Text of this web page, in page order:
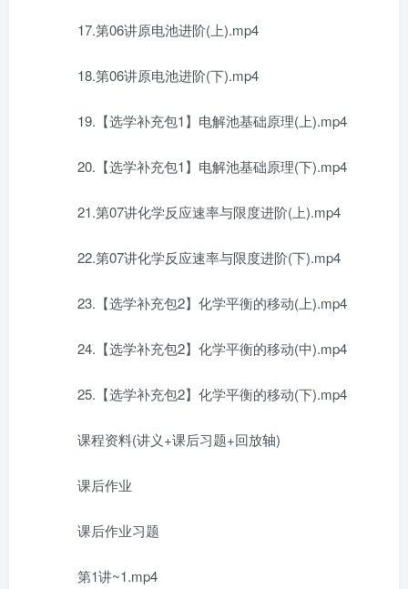
17.第06讲原电池进阶(上).mp4
18.第06讲原电池进阶(下).mp4
19.【选学补充包1】电解池基础原理(上).mp4
20.【选学补充包1】电解池基础原理(下).mp4
21.第07讲化学反应速率与限度进阶(上).mp4
22.第07讲化学反应速率与限度进阶(下).mp4
23.【选学补充包2】化学平衡的移动(上).mp4
24.【选学补充包2】化学平衡的移动(中).mp4
25.【选学补充包2】化学平衡的移动(下).mp4
课程资料(讲义+课后习题+回放轴)
课后作业
课后作业习题
第1讲~1.mp4